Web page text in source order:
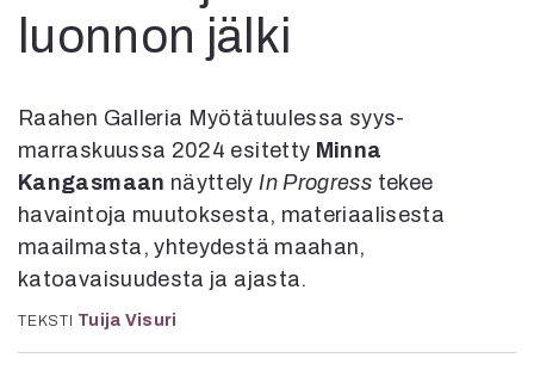
In English
Esitystaide
Lehdet
4/2026
2–3/2026
1/2026
6/2025
luonnon jälki
Raahen Galleria Myötätuulessa syys-
marraskuussa 2024 esitetty Minna
Kangasmaan näyttely In Progress tekee
havaintoja muutoksesta, materiaalisesta
maailmasta, yhteydestä maahan,
katoavaisuudesta ja ajasta.
TEKSTI Tuija Visuri